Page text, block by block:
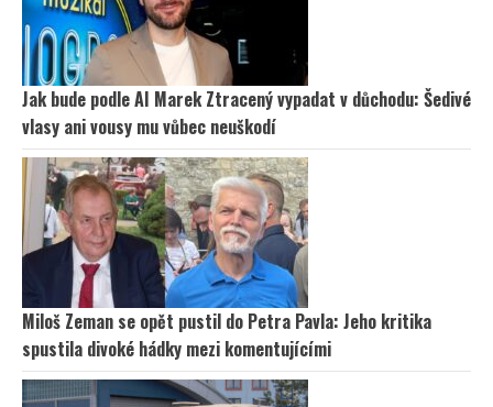
Jak bude podle AI Marek Ztracený vypadat v důchodu: Šedivé
vlasy ani vousy mu vůbec neuškodí
Miloš Zeman se opět pustil do Petra Pavla: Jeho kritika
spustila divoké hádky mezi komentujícími